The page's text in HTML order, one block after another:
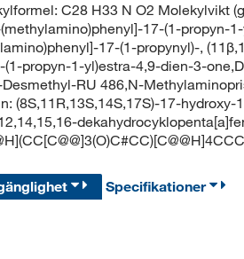
C28 H33 N O2 Molekylvikt
17-(1-propyn-
17-(1-propynyl)-,
propyn-1-yl)estra-4,9-dien-3-
RU 486,N-
(8S,11R,13S,14S,17S)-17-
Specifikationer